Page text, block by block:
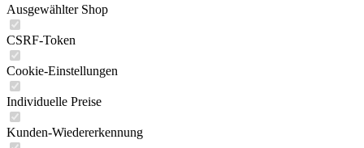
Ausgewählter Shop
CSRF-Token
Cookie-Einstellungen
Individuelle Preise
Kunden-Wiedererkennung